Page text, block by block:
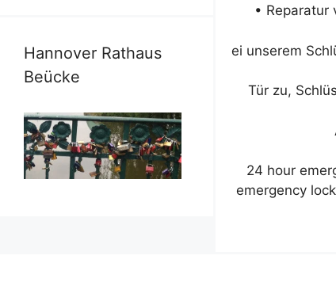
• Reparatur
ei unserem
Tür zu,
24 hour
emergency
Hannover Rathaus
Beücke